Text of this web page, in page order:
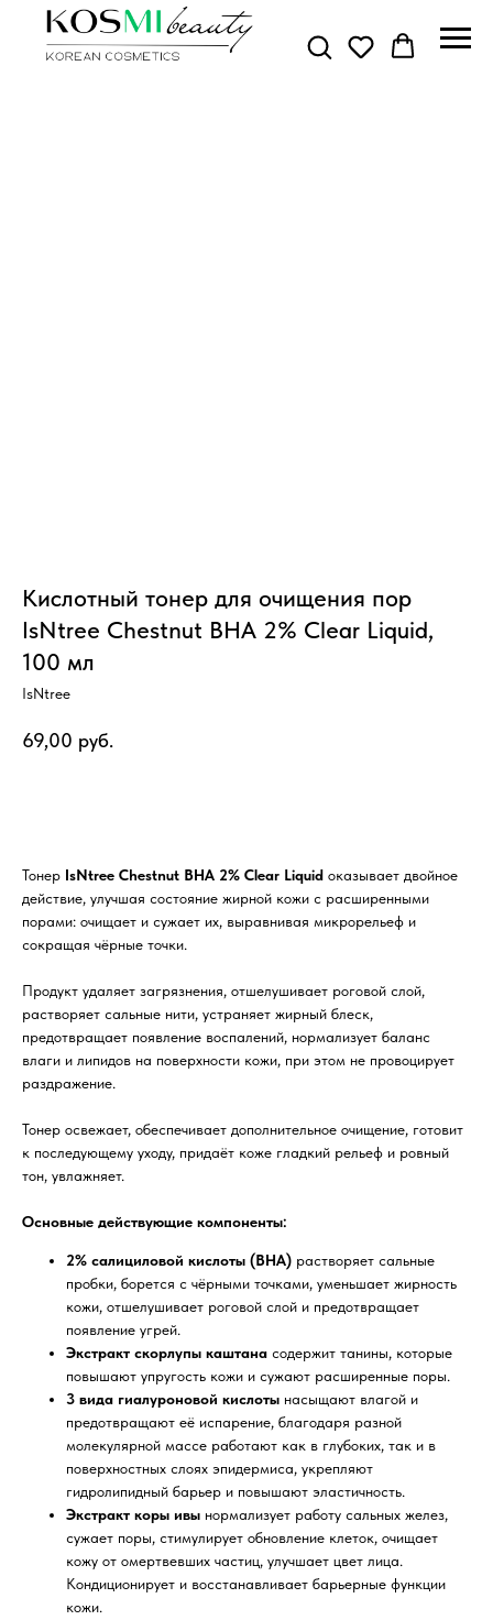
Кислотный тонер для очищения пор
IsNtree Chestnut BHA 2% Clear Liquid,
100 мл
IsNtree
69,00 руб.
Тонер IsNtree Chestnut BHA 2% Clear Liquid оказывает двойное
действие, улучшая состояние жирной кожи с расширенными
порами: очищает и сужает их, выравнивая микрорельеф и
сокращая чёрные точки.
Продукт удаляет загрязнения, отшелушивает роговой слой,
растворяет сальные нити, устраняет жирный блеск,
предотвращает появление воспалений, нормализует баланс
влаги и липидов на поверхности кожи, при этом не провоцирует
раздражение.
Тонер освежает, обеспечивает дополнительное очищение, готовит
к последующему уходу, придаёт коже гладкий рельеф и ровный
тон, увлажняет.
Основные действующие компоненты:
2% салициловой кислоты (BHA) растворяет сальные
пробки, борется с чёрными точками, уменьшает жирность
кожи, отшелушивает роговой слой и предотвращает
появление угрей.
Экстракт скорлупы каштана содержит танины, которые
повышают упругость кожи и сужают расширенные поры.
3 вида гиалуроновой кислоты насыщают влагой и
предотвращают её испарение, благодаря разной
молекулярной массе работают как в глубоких, так и в
поверхностных слоях эпидермиса, укрепляют
гидролипидный барьер и повышают эластичность.
Экстракт коры ивы нормализует работу сальных желез,
сужает поры, стимулирует обновление клеток, очищает
кожу от омертвевших частиц, улучшает цвет лица.
Кондиционирует и восстанавливает барьерные функции
кожи.